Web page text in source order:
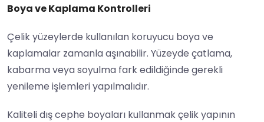
Boya ve Kaplama Kontrolleri
Çelik yüzeylerde kullanılan koruyucu boya ve
kaplamalar zamanla aşınabilir. Yüzeyde çatlama,
kabarma veya soyulma fark edildiğinde gerekli
yenileme işlemleri yapılmalıdır.
Kaliteli dış cephe boyaları kullanmak çelik yapının